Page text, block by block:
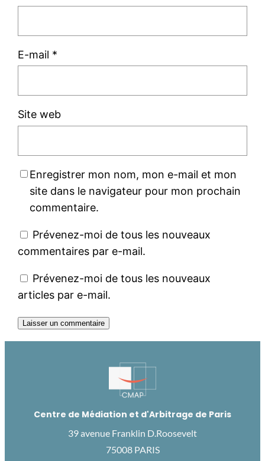
E-mail *
Site web
Enregistrer mon nom, mon e-mail et mon
site dans le navigateur pour mon prochain
commentaire.
Prévenez-moi de tous les nouveaux
commentaires par e-mail.
Prévenez-moi de tous les nouveaux
articles par e-mail.
Centre de Médiation et d'Arbitrage de Paris
39 avenue Franklin D.Roosevelt
75008 PARIS